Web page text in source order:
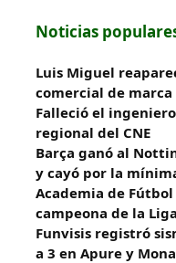
Noticias
Luis Miguel
comercial de
Falleció el
regional del CNE
Barça ganó al
y cayó por la
Academia de
campeona de la
Funvisis registró
a 3 en Apure y